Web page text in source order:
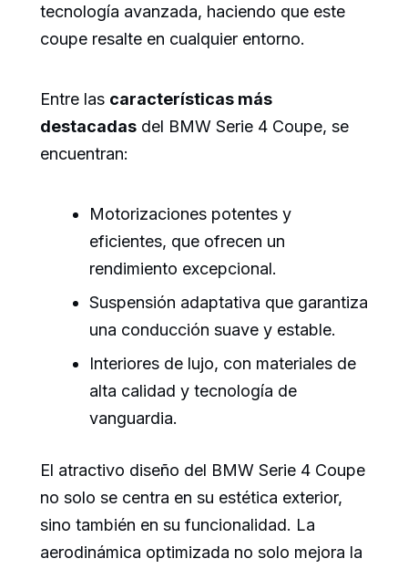
tecnología avanzada, haciendo que este
coupe resalte en cualquier entorno.
Entre las características más
destacadas del BMW Serie 4 Coupe, se
encuentran:
Motorizaciones potentes y
eficientes, que ofrecen un
rendimiento excepcional.
Suspensión adaptativa que garantiza
una conducción suave y estable.
Interiores de lujo, con materiales de
alta calidad y tecnología de
vanguardia.
El atractivo diseño del BMW Serie 4 Coupe
no solo se centra en su estética exterior,
sino también en su funcionalidad. La
aerodinámica optimizada no solo mejora la